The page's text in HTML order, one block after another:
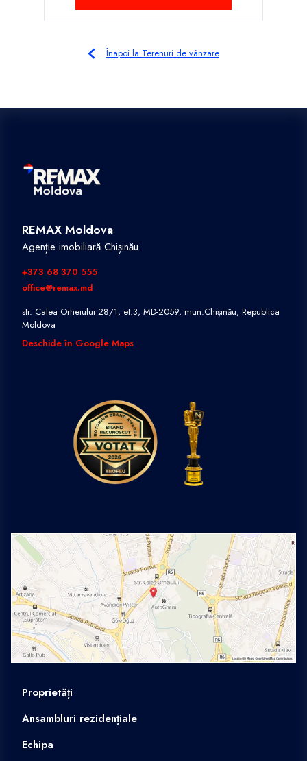
Înapoi la Terenuri de vânzare
REMAX Moldova
Agenție imobiliară Chișinău
+373 68 370 555
office@remax.md
str. Calea Orheiului 28/1, et.3, MD-2059, mun.Chișinău, Republica
Moldova
Deschide în Google Maps
Proprietăți
Ansambluri rezidențiale
Echipa